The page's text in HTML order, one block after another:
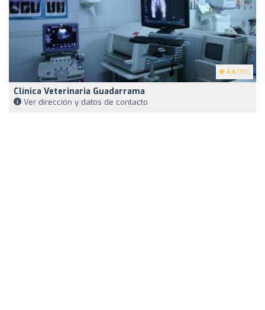
4.4 (98)
Clínica Veterinaria Guadarrama
Ver dirección y datos de contacto